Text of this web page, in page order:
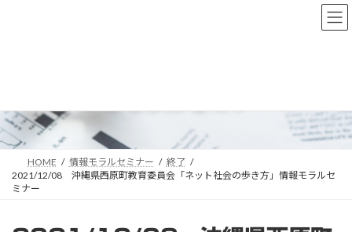
キ
ッ
プ
に
移
動
HOME 情報モラルセミナー
終了
2021/12/08 沖縄県西原町教育委員会「ネット社会の歩き方」情報モラルセ
ミナー